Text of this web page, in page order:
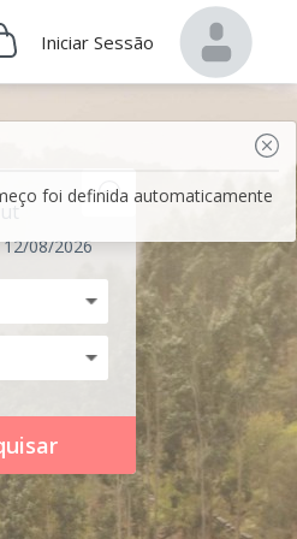
Iniciar Sessão
foi definida automaticamente
08/2026